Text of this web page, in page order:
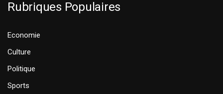
Rubriques Populaires
Economie
Culture
Politique
Sports